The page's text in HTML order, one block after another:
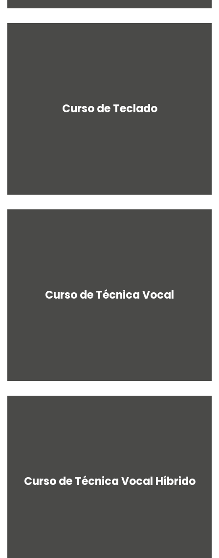
Curso de Teclado
Curso de Técnica Vocal
Curso de Técnica Vocal Híbrido